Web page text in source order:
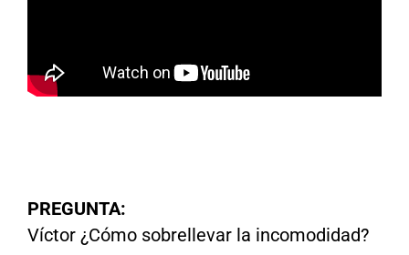
PREGUNTA:
Víctor ¿Cómo sobrellevar la incomodidad?